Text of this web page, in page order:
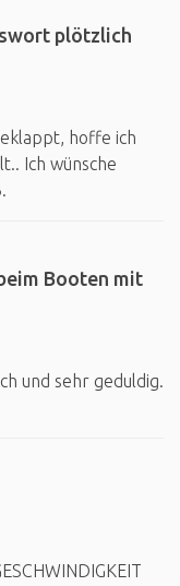
plötzlich
hoffe ich
Ich wünsche
Booten mit
und sehr geduldig.